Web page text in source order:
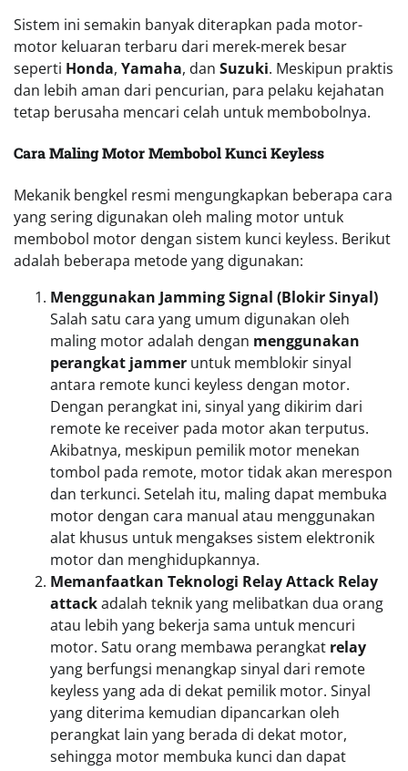
Sistem ini semakin banyak diterapkan pada motor-
motor keluaran terbaru dari merek-merek besar
seperti Honda, Yamaha, dan Suzuki. Meskipun praktis
dan lebih aman dari pencurian, para pelaku kejahatan
tetap berusaha mencari celah untuk membobolnya.
Cara Maling Motor Membobol Kunci Keyless
Mekanik bengkel resmi mengungkapkan beberapa cara
yang sering digunakan oleh maling motor untuk
membobol motor dengan sistem kunci keyless. Berikut
adalah beberapa metode yang digunakan:
Menggunakan Jamming Signal (Blokir Sinyal)
Salah satu cara yang umum digunakan oleh
maling motor adalah dengan menggunakan
perangkat jammer untuk memblokir sinyal
antara remote kunci keyless dengan motor.
Dengan perangkat ini, sinyal yang dikirim dari
remote ke receiver pada motor akan terputus.
Akibatnya, meskipun pemilik motor menekan
tombol pada remote, motor tidak akan merespon
dan terkunci. Setelah itu, maling dapat membuka
motor dengan cara manual atau menggunakan
alat khusus untuk mengakses sistem elektronik
motor dan menghidupkannya.
Memanfaatkan Teknologi Relay Attack Relay
attackadalah teknik yang melibatkan dua orang
atau lebih yang bekerja sama untuk mencuri
motor. Satu orang membawa perangkat relay
yang berfungsi menangkap sinyal dari remote
keyless yang ada di dekat pemilik motor. Sinyal
yang diterima kemudian dipancarkan oleh
perangkat lain yang berada di dekat motor,
sehingga motor membuka kunci dan dapat